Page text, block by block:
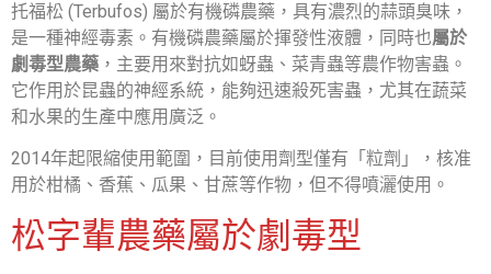
托福松 (Terbufos) 屬於有機磷農藥，具有濃烈的蒜頭臭味，
是一種神經毒素。有機磷農藥屬於揮發性液體，同時也屬於
劇毒型農藥 ，主要用來對抗如蚜蟲、菜青蟲等農作物害蟲。
它作用於昆蟲的神經系統，能夠迅速殺死害蟲，尤其在蔬菜
和水果的生產中應用廣泛。
2014年起限縮使用範圍，目前使用劑型僅有「粒劑」，核准
用於柑橘、香蕉、瓜果、甘蔗等作物，但不得噴灑使用。
松字輩農藥屬於劇毒型